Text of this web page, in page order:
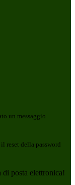
un messaggio
reset della password
posta elettronica!